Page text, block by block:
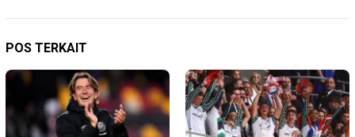
POS TERKAIT